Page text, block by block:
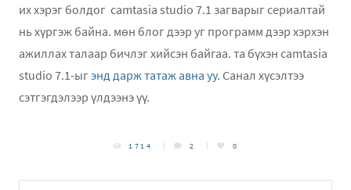
их хэрэг болдог camtasia studio 7.1 загварыг сериалтай
нь хүргэж байна. мөн блог дээр уг программ дээр хэрхэн
ажиллах талаар бичлэг хийсэн байгаа. та бүхэн camtasia
studio 7.1-ыгэнд дарж татаж авна уу. Санал хүсэлтээ
сэтгэгдэлээр үлдээнэ үү.
1714 2 0